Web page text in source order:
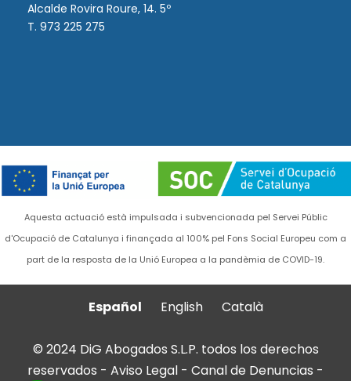
Alcalde Rovira Roure, 14. 5º
T. 973 225 275
Aquesta actuació està impulsada i subvencionada pel Servei Públic
d'Ocupació de Catalunya i finançada al 100% pel Fons Social Europeu com a
part de la resposta de la Unió Europea a la pandèmia de COVID-19.
Español English Català
© 2024 DiG Abogados S.L.P. todos los derechos
reservados - Aviso Legal - Canal de Denuncias -